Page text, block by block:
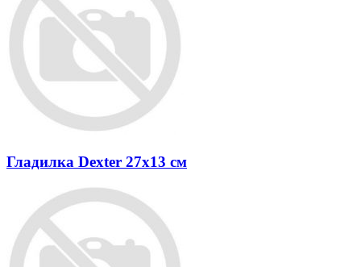
Гладилка Dexter 27x13 см